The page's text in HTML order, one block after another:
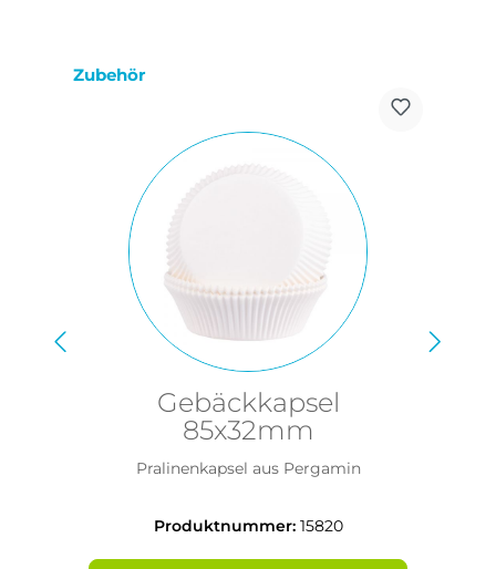
Produktgalerie überspringen
Zubehör
Gebäckkapsel
85x32mm
Pralinenkapsel aus Pergamin
Produktnummer: 15820